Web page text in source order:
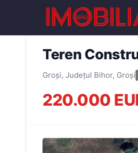
← Înapoi la oferte
Teren
Groși, Județul Bihor, Groși
220.000